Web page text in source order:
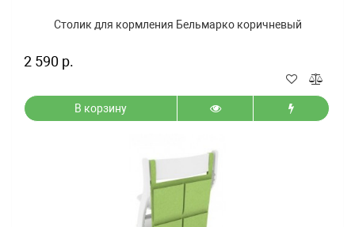
Столик для кормления Бельмарко коричневый
2 590 р.
В корзину